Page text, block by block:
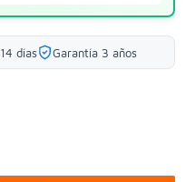
días Garantía 3 años